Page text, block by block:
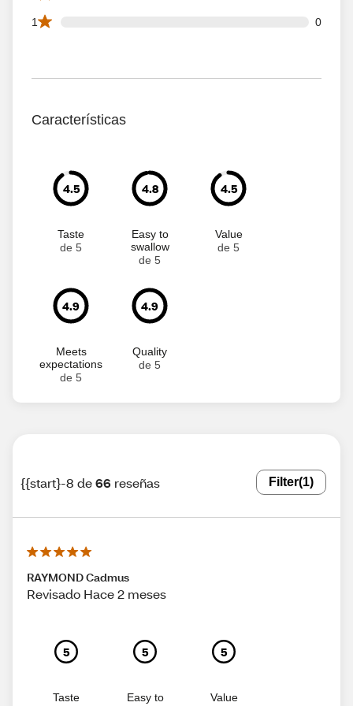
1 0
0 1 star reviews out of 66 reviews
Características
4.5
Taste
de 5
4.8
Easy to
swallow
de 5
4.5
Value
de 5
4.9
Meets
expectations
de 5
4.9
Quality
de 5
{{start}-8 de66 reseñas Filter(1)
RAYMOND Cadmus
Revisado Hace 2 meses
5
Taste
5
Easy to
5
Value